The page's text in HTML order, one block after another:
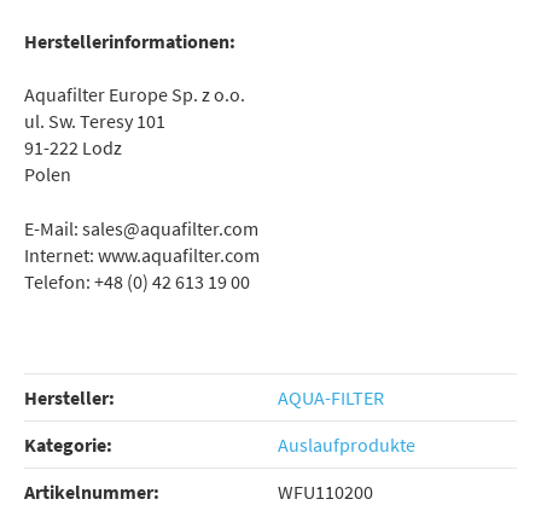
Herstellerinformationen:
Aquafilter Europe Sp. z o.o.
ul. Sw. Teresy 101
91-222 Lodz
Polen
E-Mail: sales@aquafilter.com
Internet: www.aquafilter.com
Telefon: +48 (0) 42 613 19 00
Hersteller:
AQUA-FILTER
Kategorie:
Auslaufprodukte
Artikelnummer:
WFU110200